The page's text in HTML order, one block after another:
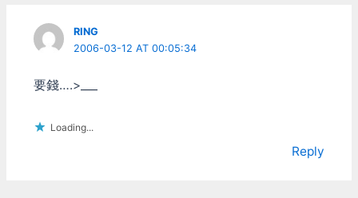
RING
2006-03-12 AT 00:05:34
要錢….>___
Loading...
Reply